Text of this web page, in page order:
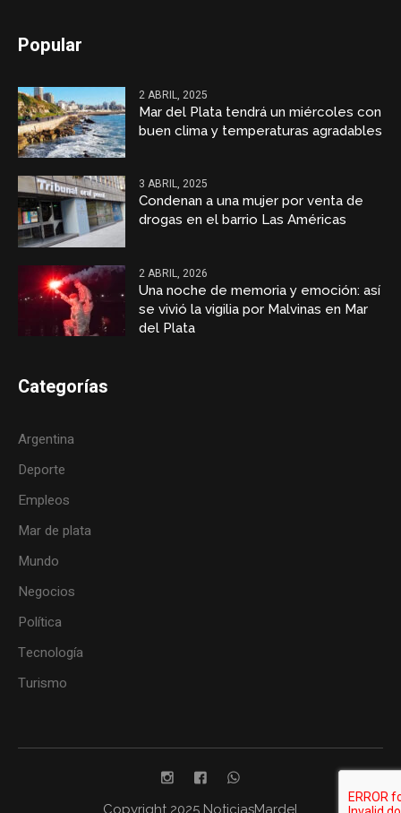
Popular
2 ABRIL, 2025
Mar del Plata tendrá un miércoles con
buen clima y temperaturas agradables
3 ABRIL, 2025
Condenan a una mujer por venta de
drogas en el barrio Las Américas
2 ABRIL, 2026
Una noche de memoria y emoción: así
se vivió la vigilia por Malvinas en Mar
del Plata
Categorías
Argentina
Deporte
Empleos
Mar de plata
Mundo
Negocios
Política
Tecnología
Turismo
Copyright 2025 NoticiasMardel